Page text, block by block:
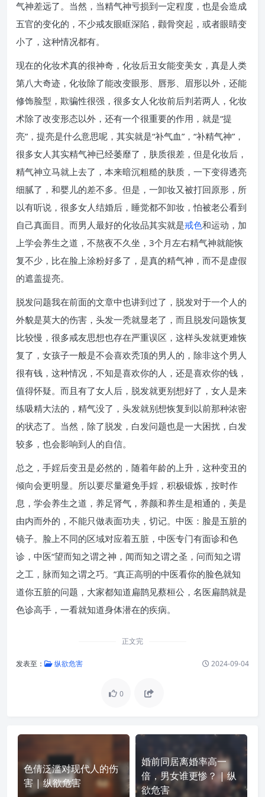
气神差远了。当然，当精气神亏损到一定程度，也是会造成
五官的变化的，不少戒友眼眶深陷，颧骨突起，或者眼睛变
小了，这种情况都有。
现在的化妆术真的很神奇，化妆后丑女能变美女，真是人类
第八大奇迹，化妆除了能改变眼形、唇形、眉形以外，还能
修饰脸型，欺骗性很强，很多女人化妆前后判若两人，化妆
术除了改变形态以外，还有一个很重要的作用，就是“提
亮”，提亮是什么意思呢，其实就是“补气血”，“补精气神”，
很多女人其实精气神已经萎靡了，肤质很差，但是化妆后，
精气神立马就上去了，本来暗沉粗糙的肤质，一下变得透亮
细腻了，和婴儿的差不多。但是，一卸妆又被打回原形，所
以有听说，很多女人结婚后，睡觉都不卸妆，怕被老公看到
自己真面目。而男人最好的化妆品其实就是戒色和运动，加
上学会养生之道，不熬夜不久坐，3个月左右精气神就能恢
复不少，比在脸上涂粉好多了，是真的精气神，而不是虚假
的遮盖提亮。
脱发问题我在前面的文章中也讲到过了，脱发对于一个人的
外貌是莫大的伤害，头发一秃就显老了，而且脱发问题恢复
比较慢，很多戒友思想也存在严重误区，这样头发就更难恢
复了，女孩子一般是不会喜欢秃顶的男人的，除非这个男人
很有钱，这种情况，不知是喜欢你的人，还是喜欢你的钱，
值得怀疑。而且有了女人后，脱发就更别想好了，女人是来
练吸精大法的，精气没了，头发就别想恢复到以前那种浓密
的状态了。当然，除了脱发，白发问题也是一大困扰，白发
较多，也会影响到人的自信。
总之，手婬后变丑是必然的，随着年龄的上升，这种变丑的
倾向会更明显。所以要尽量避免手婬，积极锻炼，按时作
息，学会养生之道，养足肾气，养颜和养生是相通的，美是
由内而外的，不能只做表面功夫，切记。中医：脸是五脏的
镜子。脸上不同的区域对应着五脏，中医专门有面诊和色
诊，中医“望而知之谓之神，闻而知之谓之圣，问而知之谓
之工，脉而知之谓之巧。”真正高明的中医看你的脸色就知
道你五脏的问题，大家都知道扁鹊见蔡桓公，名医扁鹊就是
色诊高手，一看就知道身体潜在的疾病。
正文完
发表至： 纵欲危害 2024-09-04
0
色倩泛滥对现代人的伤
害 | 纵欲危害
婚前同居离婚率高一
倍，男女谁更惨？ | 纵
欲危害